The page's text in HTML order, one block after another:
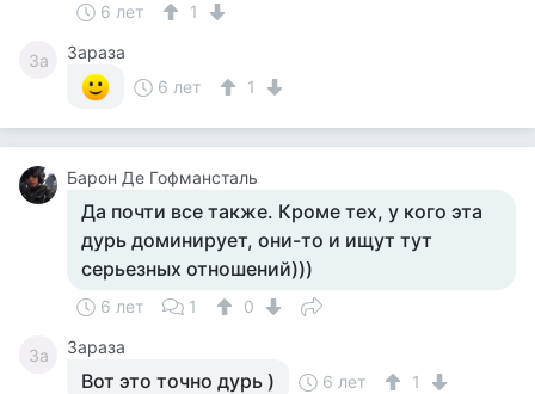
6 лет 1
За
Зараза
6 лет
1
Барон Де Гофмансталь
Да почти все также. Кроме тех, у кого эта
дурь доминирует, они-то и ищут тут
серьезных отношений)))
6 лет 1 0
За Зараза
Вот это точно дурь ) 6 лет 1